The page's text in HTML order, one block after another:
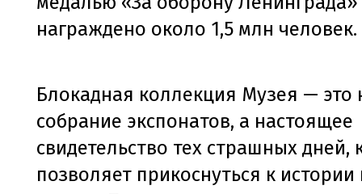
награждено около 1,5 млн человек.
Блокадная коллекция Музея — это
собрание экспонатов, а настоящее
свидетельство тех страшных дней,
позволяет прикоснуться к